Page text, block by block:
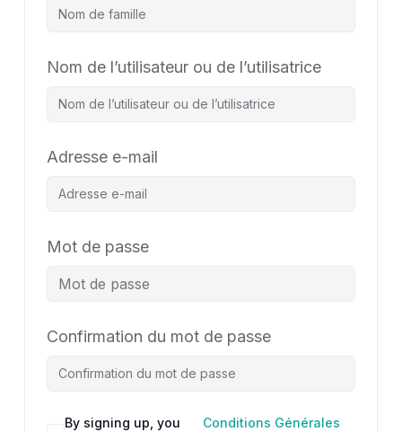
Nom de l’utilisateur ou de l’utilisatrice
Adresse e-mail
Mot de passe
Confirmation du mot de passe
By signing up, you
Conditions Générales